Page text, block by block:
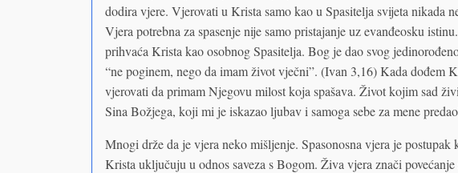
dodira vjere. Vjerovati u Krista samo kao u Spasitelja svijeta nikada
Vjera potrebna za spasenje nije samo pristajanje uz evanđeosku
prihvaća Krista kao osobnog Spasitelja. Bog je dao svog
“ne poginem, nego da imam život vječni”. (Ivan 3,16) Kada dođem
vjerovati da primam Njegovu milost koja spašava. Život kojim sad
Sina Božjega, koji mi je iskazao ljubav i samoga sebe za mene
Mnogi drže da je vjera neko mišljenje. Spasonosna vjera je
Krista uključuju u odnos saveza s Bogom. Živa vjera znači